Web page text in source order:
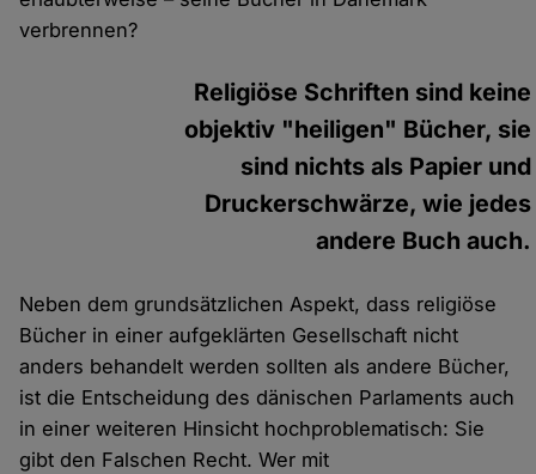
verbrennen?
Religiöse Schriften sind keine
objektiv "heiligen" Bücher, sie
sind nichts als Papier und
Druckerschwärze, wie jedes
andere Buch auch.
Neben dem grundsätzlichen Aspekt, dass religiöse
Bücher in einer aufgeklärten Gesellschaft nicht
anders behandelt werden sollten als andere Bücher,
ist die Entscheidung des dänischen Parlaments auch
in einer weiteren Hinsicht hochproblematisch: Sie
gibt den Falschen Recht. Wer mit